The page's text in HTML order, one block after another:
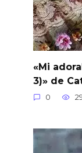
«Mi
3)» de
0